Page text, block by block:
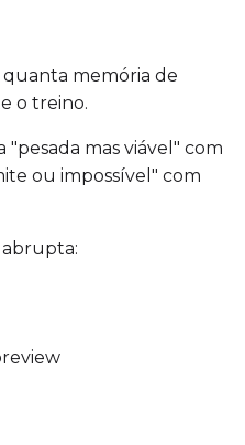
quanta memória de
o treino.
mas viável" com
ou impossível" com
abrupta: